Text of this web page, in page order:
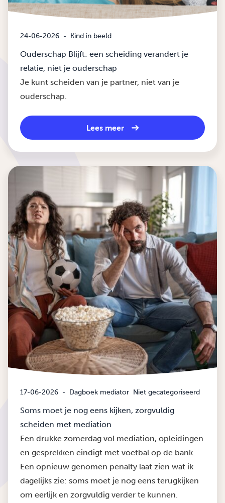
24-06-2026 - Kind in beeld
Ouderschap Blijft: een scheiding verandert je
relatie, niet je ouderschap
Je kunt scheiden van je partner, niet van je
ouderschap.
Lees meer
17-06-2026 - Dagboek mediator Niet gecategoriseerd
Soms moet je nog eens kijken, zorgvuldig
scheiden met mediation
Een drukke zomerdag vol mediation, opleidingen
en gesprekken eindigt met voetbal op de bank.
Een opnieuw genomen penalty laat zien wat ik
dagelijks zie: soms moet je nog eens terugkijken
om eerlijk en zorgvuldig verder te kunnen.